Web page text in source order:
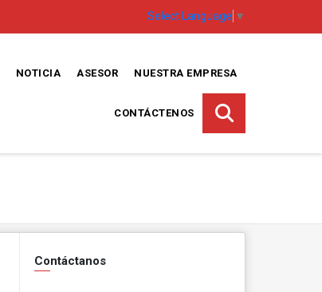
Select Language ▼
NOTICIA ASESOR NUESTRA EMPRESA
CONTÁCTENOS
Contáctanos